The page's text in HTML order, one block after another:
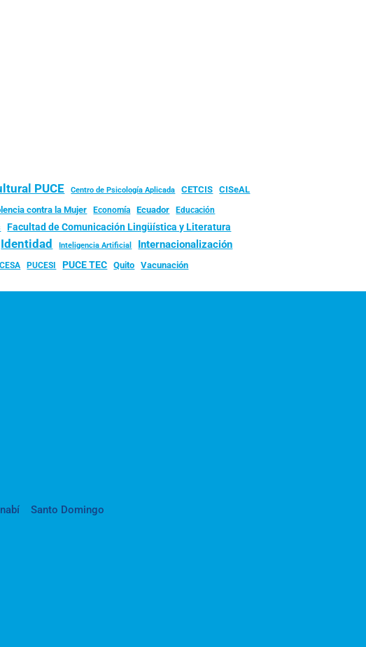
PUCE Centro de Psicología Aplicada CETCIS CISeAL
contra la Mujer Economía Ecuador
Educación
Facultad de Comunicación Lingüística y Literatura
Identidad Inteligencia Artificial Internacionalización
PUCESI PUCE TEC Quito Vacunación
Santo Domingo